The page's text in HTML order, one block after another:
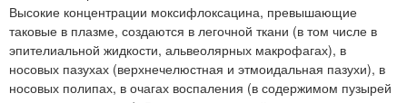
Высокие концентрации моксифлоксацина, превышающие
таковые в плазме, создаются в легочной ткани (в том числе в
эпителиальной жидкости, альвеолярных макрофагах), в
носовых пазухах (верхнечелюстная и этмоидальная пазухи), в
носовых полипах, в очагах воспаления (в содержимом пузырей